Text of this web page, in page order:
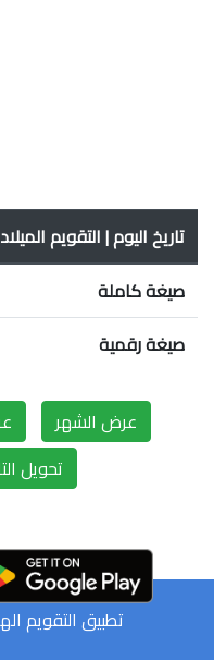
تاريخ اليوم | التقويم
صيغة كاملة
صيغة رقمية
عرض الشهر
تحويل
تطبيق التقويم